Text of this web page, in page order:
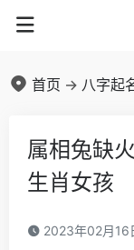
首页 -> 八字起
属相兔缺
生肖女孩
2023年02月16